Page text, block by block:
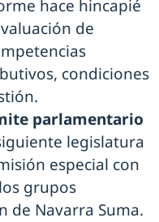
hace hincapié
de
condiciones
parlamentario
legislatura
especial con
grupos
de Navarra Suma.